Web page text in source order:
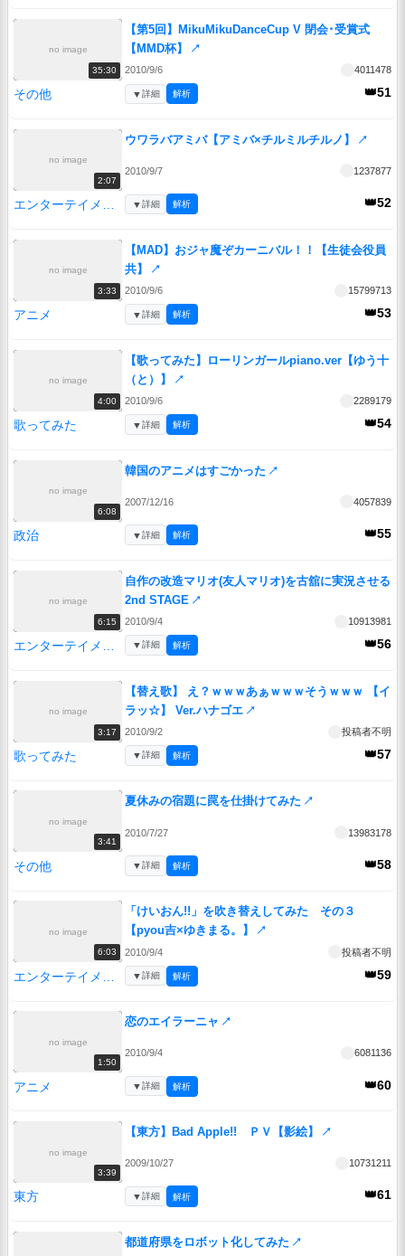
no image
35:30
【第5回】MikuMikuDanceCup V 閉会･受賞式
【MMD杯】
↗
2010/9/6 4011478
その他 👑51
▼詳細 解析
no image
2:07
ウワラバアミバ【アミバ×チルミルチルノ】 ↗
2010/9/7 1237877
👑52
▼詳細 解析
no image
3:33
【MAD】おジャ魔ぞカーニバル！！【生徒会役員
共】
↗
2010/9/6 15799713
アニメ 👑53
▼詳細 解析
no image
4:00
【歌ってみた】ローリンガールpiano.ver【ゆう十
（と）】
↗
2010/9/6 2289179
歌ってみた 👑54
▼詳細 解析
no image
6:08
韓国のアニメはすごかった ↗
2007/12/16 4057839
政治 👑55
▼詳細 解析
no image
6:15
自作の改造マリオ(友人マリオ)を古舘に実況させる
2nd STAGE ↗
2010/9/4 10913981
👑56
▼詳細 解析
no image
3:17
【替え歌】 え？ｗｗｗあぁｗｗｗそうｗｗｗ 【イ
ラッ☆】 Ver.ハナゴエ ↗
2010/9/2 投稿者不明
歌ってみた 👑57
▼詳細 解析
no image
3:41
夏休みの宿題に罠を仕掛けてみた ↗
2010/7/27 13983178
その他 👑58
▼詳細 解析
no image
6:03
「けいおん!!」を吹き替えしてみた その３
【pyou吉×ゆきまる。】
↗
2010/9/4 投稿者不明
👑59
▼詳細 解析
no image
1:50
恋のエイラーニャ ↗
2010/9/4 6081136
アニメ 👑60
▼詳細 解析
no image
3:39
【東方】Bad Apple!! ＰＶ【影絵】 ↗
2009/10/27 10731211
東方 👑61
▼詳細 解析
都道府県をロボット化してみた ↗